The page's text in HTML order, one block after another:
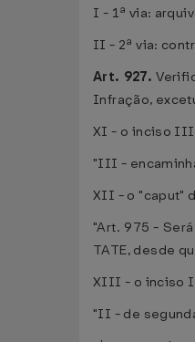
I - 1ª via:
II - 2ª via:
Art. 927.
Infração,
XI - o inciso III
"III -
XII - o "caput"
"Art. 975 -
TATE, desde
XIII - o inciso
"II - de